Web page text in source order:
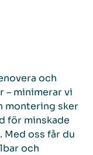
och
– minimerar vi
montering sker
för minskade
oss får du
och